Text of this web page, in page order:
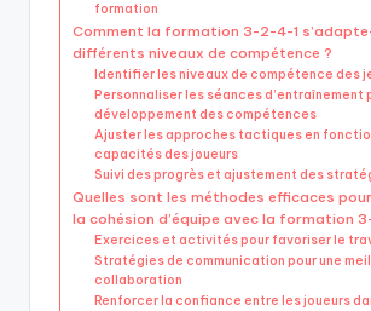
formation
Comment la formation 3-2-4-1
différents niveaux de compétence ?
Identifier les niveaux de compétence des
Personnaliser les séances d’entraînement
développement des compétences
Ajuster les approches tactiques en
capacités des joueurs
Suivi des progrès et ajustement des
Quelles sont les méthodes efficaces
la cohésion d’équipe avec la formation
Exercices et activités pour favoriser le
Stratégies de communication pour une
collaboration
Renforcer la confiance entre les joueurs